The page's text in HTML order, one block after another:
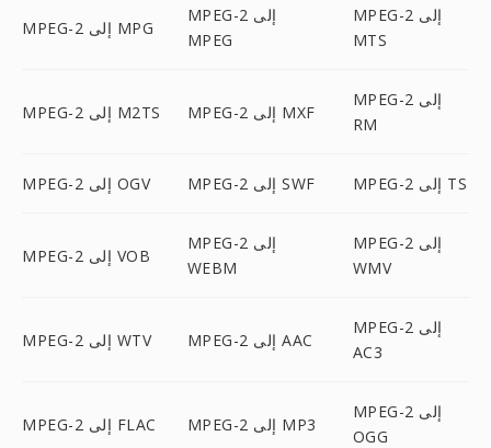
MPEG-2 إلى MPG
MPEG-2 إلى
MPEG
MPEG-2 إلى
MTS
MPEG-2 إلى M2TS MPEG-2 إلى MXF
MPEG-2 إلى
RM
MPEG-2 إلى OGV MPEG-2 إلى SWF MPEG-2 إلى TS
MPEG-2 إلى VOB
MPEG-2 إلى
WEBM
MPEG-2 إلى
WMV
MPEG-2 إلى WTV MPEG-2 إلى AAC
MPEG-2 إلى
AC3
MPEG-2 إلى FLAC MPEG-2 إلى MP3
MPEG-2 إلى
OGG